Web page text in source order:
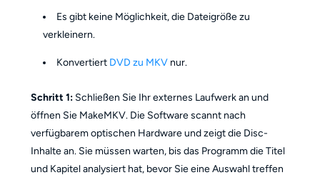
Es gibt keine Möglichkeit, die Dateigröße zu
verkleinern.
Konvertiert DVD zu MKV nur.
Schritt 1: Schließen Sie Ihr externes Laufwerk an und
öffnen Sie MakeMKV. Die Software scannt nach
verfügbarem optischen Hardware und zeigt die Disc-
Inhalte an. Sie müssen warten, bis das Programm die Titel
und Kapitel analysiert hat, bevor Sie eine Auswahl treffen